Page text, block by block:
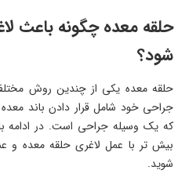
حلقه معده چگونه باعث
شود؟
حلقه معده یکی از چندین روش
جراحی خود شامل قرار دادن باند معده
که یک وسیله جراحی است. در ادامه
بیش تر با عمل لاغری حلقه معده و
شوید.